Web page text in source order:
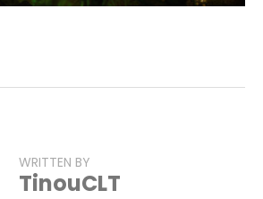
WRITTEN BY
TinouCLT